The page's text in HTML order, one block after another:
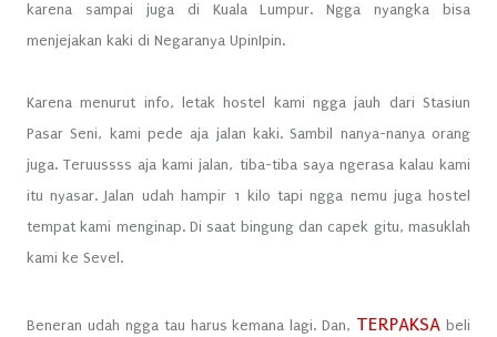
karena sampai juga di Kuala Lumpur. Ngga nyangka bisa
menjejakan kaki di Negaranya UpinIpin.
Karena menurut info, letak hostel kami ngga jauh dari Stasiun
Pasar Seni, kami pede aja jalan kaki. Sambil nanya-nanya orang
juga. Teruussss aja kami jalan, tiba-tiba saya ngerasa kalau kami
itu nyasar. Jalan udah hampir 1 kilo tapi ngga nemu juga hostel
tempat kami menginap. Di saat bingung dan capek gitu, masuklah
kami ke Sevel.
Beneran udah ngga tau harus kemana lagi. Dan, TERPAKSA beli